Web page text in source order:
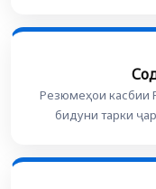
Резюмеҳои касбии
бидуни тарки